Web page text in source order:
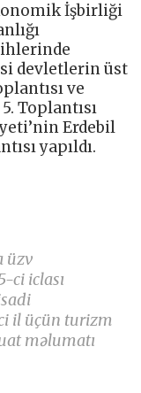
İşbirliği
devletlerin üst
ve
Toplantısı
Erdebil
yapıldı.
üzv
ci iclası
il üçün turizm
məlumatı